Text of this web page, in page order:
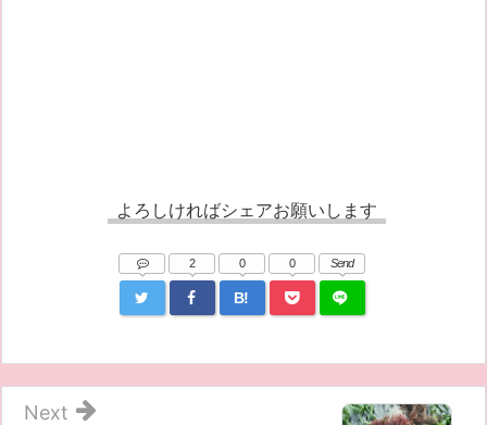
よろしければシェアお願いします
2
B!
0 0 Send
Next